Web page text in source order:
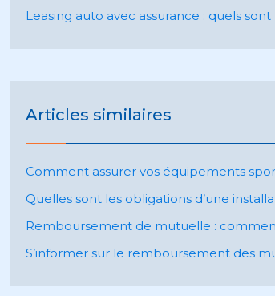
Leasing auto avec assurance : quels sont
Articles similaires
Comment assurer vos équipements
Quelles sont les obligations d’une
Remboursement de mutuelle :
S’informer sur le remboursement des